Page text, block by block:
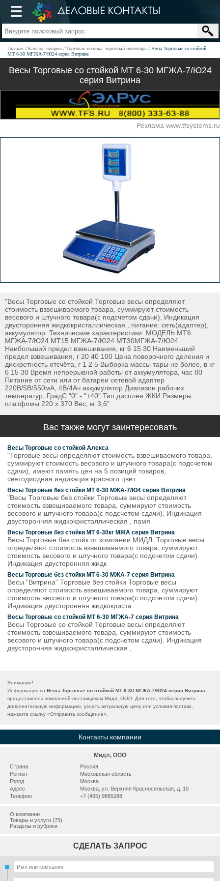
Главная Каталог товаров Торговая техника, торговый инвентарь
Весы Торговые со стойкой
МТ 6-30 MГЖА-7/Ю24 серия Витрина
Весы Торговые со стойкой МТ 6-30 MГЖА-7/Ю24
серия Витрина
Реклама www.tfsystems.ru
"Весы Торговые со стойкой Торговые весы определяют
стоимость взвешиваемого товара, суммируют стоимость
весового и штучного товара(с подсчетом сдачи). Индикация
двусторонняя жидкокристаллическая , питание: сеть(адаптер),
аккумулятор. Технические характеристики: МОДЕЛЬ МТ6
МГЖА-7/Ю24 МТ15 МГЖА-7/Ю24 МТ30МГЖА-7/Ю24
Наибольший предел взвешивания, кг 6 15 30 Наименьший
предел взвешивания, г 20 40 100 Цена поверочного деления и
дискретность отсчёта, г 1 2 5 Выборка массы тары не более, в кг
6 15 30 Время непрерывной работы от аккумулятора, час 80
Питание от сети или от батареи сетевой адаптер
220В/5В/550мА, 4В/4Ач аккумулятор Диапазон рабочих
температур, ГрадС "0" - "+40" Тип дисплея ЖКИ Размеры
платфомы 220 х 370 Вес, кг 3,6"
Вас также могут заинтересовать
Весы Торговые со стойкой Алекса
"Торговые весы определяют стоимость взвешиваемого товара,
суммируют стоимость весового и штучного товара(с подсчетом
сдачи), имеют память цен на 5 позиций товаров,
светодиодная индикация красного цвет
Весы Торговые без стойки МТ 6-30 MЖА-7/Ю4 серия Витрина
"Весы Торговые без стойки Торговые весы определяют
стоимость взвешиваемого товара, суммируют стоимость
весового и штучного товара(с подсчетом сдачи). Индикация
двусторонняя жидкокристаллическая , памя
Весы Торговые без стойки МТ 6-30кг MЖА серия Витрина
Весы Торговые без стойк от компании МИДЛ. Торговые весы
определяют стоимость взвешиваемого товара, суммируют
стоимость весового и штучного товара(с подсчетом сдачи).
Индикация двусторонняя жидк
Весы Торговые без стойки МТ 6-30 MЖА-7 серия Витрина
Весы "Витрина" Торговые без стойки Торговые весы
определяют стоимость взвешиваемого товара, суммируют
стоимость весового и штучного товара(с подсчетом сдачи).
Индикация двусторонняя жидкокриста
Весы Торговые со стойкой МТ 6-30 MГЖА-7 серия Витрина
Весы Торговые со стойкой Торговые весы определяют
стоимость взвешиваемого товара, суммируют стоимость
весового и штучного товара(с подсчетом сдачи). Индикация
двусторонняя жидкокристаллическая ,
Внимание!
Информация по Весы Торговые со стойкой МТ 6-30 MГЖА-7/Ю24 серия Витрина
предоставлена компанией-поставщиком Мидл, ООО. Для того, чтобы получить
дополнительную информацию, узнать актуальную цену или условия постаки,
нажмите ссылку «Отправить сообщение».
Контакты компании
Мидл, ООО
Страна
Россия
Регион
Московская область
Город
Москва
Адрес
Москва, ул. Верхняя Красносельская, д. 10
Телефон
+7 (495) 9885288
О компании
Товары и услуги (75)
Разделы и рубрики
СДЕЛАТЬ ЗАПРОС